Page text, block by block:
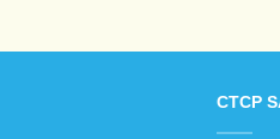
CTCP